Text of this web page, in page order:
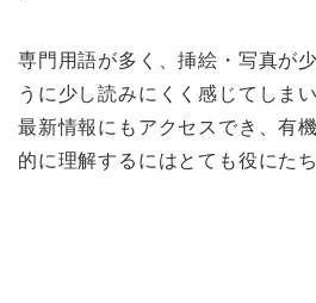
専門用語が多く、挿絵・写真が
うに少し読みにくく感じてしま
最新情報にもアクセスでき、有
的に理解するにはとても役にたち